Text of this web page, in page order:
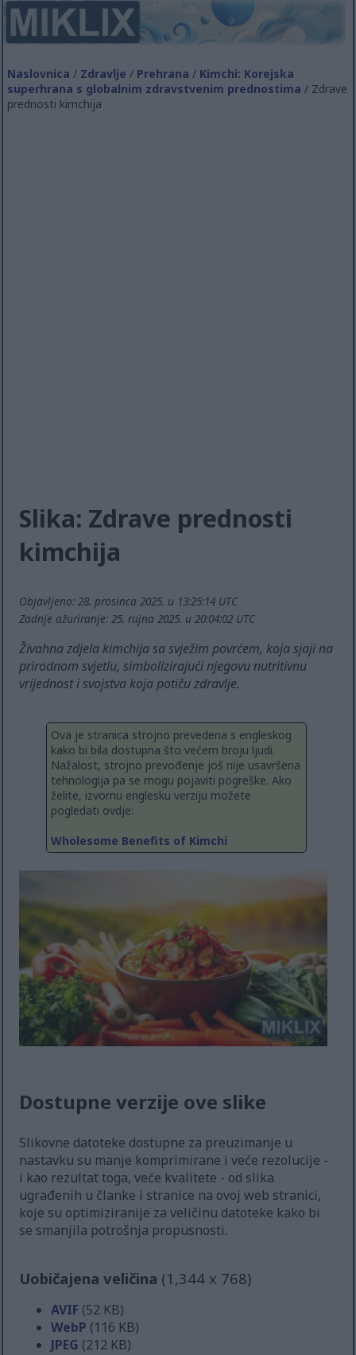
Naslovnica / Zdravlje / Prehrana / Kimchi: Korejska
superhrana s globalnim zdravstvenim prednostima / Zdrave
prednosti kimchija
Slika: Zdrave prednosti
kimchija
Objavljeno: 28. prosinca 2025. u 13:25:14 UTC
Zadnje ažuriranje: 25. rujna 2025. u 20:04:02 UTC
Živahna zdjela kimchija sa svježim povrćem, koja sjaji na
prirodnom svjetlu, simbolizirajući njegovu nutritivnu
vrijednost i svojstva koja potiču zdravlje.
Ova je stranica strojno prevedena s engleskog
kako bi bila dostupna što većem broju ljudi.
Nažalost, strojno prevođenje još nije usavršena
tehnologija pa se mogu pojaviti pogreške. Ako
želite, izvornu englesku verziju možete
pogledati ovdje:
Wholesome Benefits of Kimchi
Dostupne verzije ove slike
Slikovne datoteke dostupne za preuzimanje u
nastavku su manje komprimirane i veće rezolucije -
i kao rezultat toga, veće kvalitete - od slika
ugrađenih u članke i stranice na ovoj web stranici,
koje su optimiziranije za veličinu datoteke kako bi
se smanjila potrošnja propusnosti.
Uobičajena veličina (1,344 x 768)
AVIF (52 KB)
WebP (116 KB)
JPEG (212 KB)